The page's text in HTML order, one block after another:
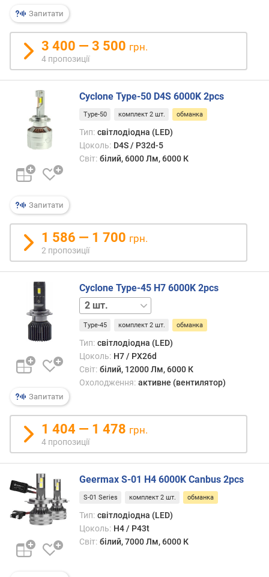
а
р
н
н
и
й
т
е
р
і
н
с
л
у
ж
B
3
)
г
)
м
а
к
с
м
а
л
н
и
Запитати
3 400 — 3 500 грн.
4 пропозиції
Запитати
Cyclone Type-50 D4S 6000K 2pcs
Type-50 комплект 2 шт. обманка
Тип: світлодіодна (LED)
Цоколь: D4S / P32d-5
Світ: білий, 6000 Лм, 6000 К
1 586 — 1 700 грн.
2 пропозиції
Запитати
Cyclone Type-45 H7 6000K 2pcs
1 шт.
Type-45 комплект 2 шт. обманка
Тип: світлодіодна (LED)
Цоколь: H7 / PX26d
Світ: білий, 12000 Лм, 6000 К
Охолодження: активне (вентилятор)
1 404 — 1 478 грн.
4 пропозиції
Geermax S-01 H4 6000K Canbus 2pcs
S-01 Series комплект 2 шт. обманка
Тип: світлодіодна (LED)
Цоколь: H4 / P43t
Світ: білий, 7000 Лм, 6000 К